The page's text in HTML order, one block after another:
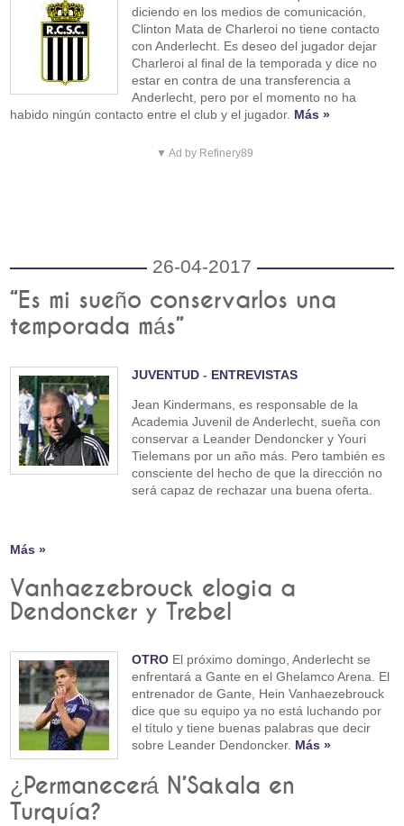
diciendo en los medios de comunicación,
Clinton Mata de Charleroi no tiene contacto
con Anderlecht. Es deseo del jugador dejar
Charleroi al final de la temporada y dice no
estar en contra de una transferencia a
Anderlecht, pero por el momento no ha
habido ningún contacto entre el club y el jugador. Más »
▼ Ad by Refinery89
26-04-2017
“Es mi sueño conservarlos una
temporada más”
JUVENTUD - ENTREVISTAS
Jean Kindermans, es responsable de la
Academia Juvenil de Anderlecht, sueña con
conservar a Leander Dendoncker y Youri
Tielemans por un año más. Pero también es
consciente del hecho de que la dirección no
será capaz de rechazar una buena oferta.
Más »
Vanhaezebrouck elogia a
Dendoncker y Trebel
OTRO El próximo domingo, Anderlecht se
enfrentará a Gante en el Ghelamco Arena. El
entrenador de Gante, Hein Vanhaezebrouck
dice que su equipo ya no está luchando por
el título y tiene buenas palabras que decir
sobre Leander Dendoncker. Más »
¿Permanecerá N’Sakala en
Turquía?